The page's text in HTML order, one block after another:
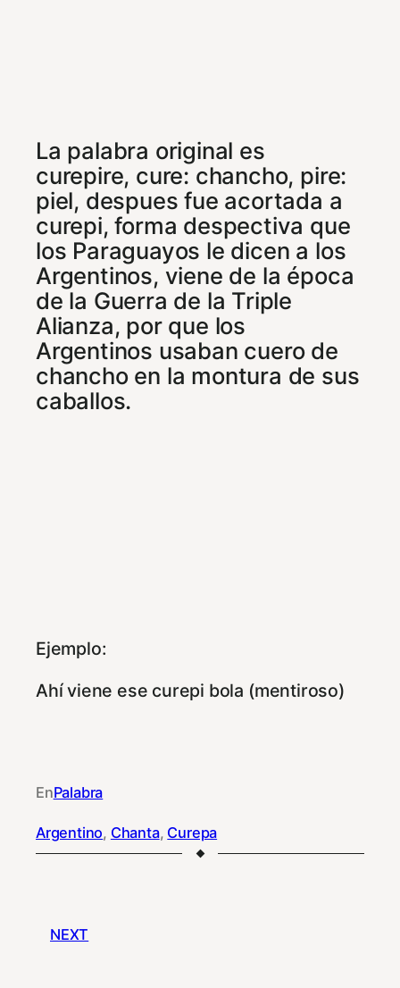
La palabra original es
curepire, cure: chancho, pire:
piel, despues fue acortada a
curepi, forma despectiva que
los Paraguayos le dicen a los
Argentinos, viene de la época
de la Guerra de la Triple
Alianza, por que los
Argentinos usaban cuero de
chancho en la montura de sus
caballos.
Ejemplo:
Ahí viene ese curepi bola (mentiroso)
EnPalabra
Argentino, Chanta, Curepa
NEXT